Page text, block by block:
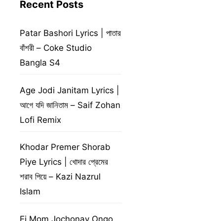
Recent Posts
Patar Bashori Lyrics | পাতার
বাঁশরী – Coke Studio
Bangla S4
Age Jodi Janitam Lyrics |
আগে যদি জানিতাম – Saif Zohan
Lofi Remix
Khodar Premer Shorab
Piye Lyrics | খোদার প্রেমের
শরাব পিয়ে – Kazi Nazrul
Islam
Ei Mom Jochonay Ongo